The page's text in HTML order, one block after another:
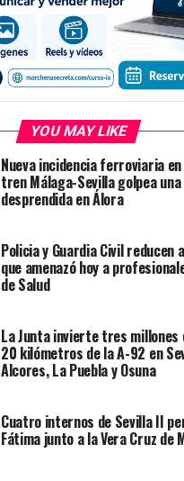
YOU MAY LIKE
Nueva incidencia ferroviaria
tren Málaga-Sevilla golpea
desprendida en Álora
Policia y Guardia Civil reducen
que amenazó hoy a
de Salud
La Junta invierte tres millones
20 kilómetros de la A-92 en
Alcores, La Puebla y Osuna
Cuatro internos de Sevilla II
Fátima junto a la Vera Cruz de